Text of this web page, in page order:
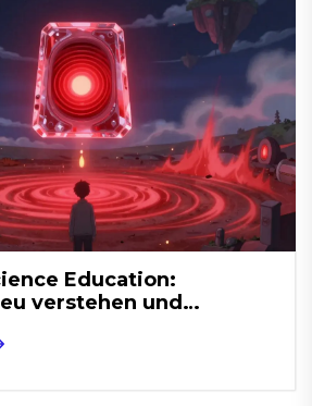
Education:
verstehen und